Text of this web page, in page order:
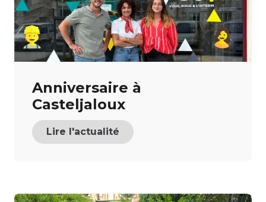
Anniversaire à
Casteljaloux
Lire l'actualité